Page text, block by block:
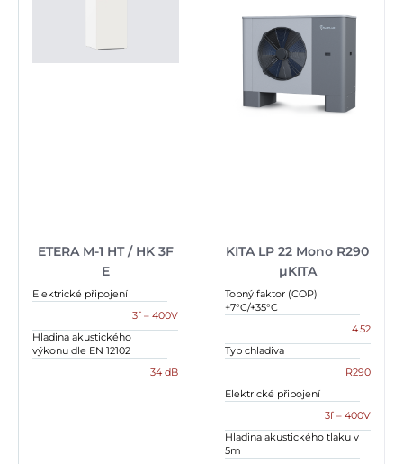
ETERA M-1 HT / HK 3F
E
Elektrické připojení
3f – 400V
Hladina akustického
výkonu dle EN 12102
34 dB
KITA LP 22 Mono R290
µKITA
Topný faktor (COP)
+7°C/+35°C
4.52
Typ chladiva
R290
Elektrické připojení
3f – 400V
Hladina akustického tlaku v
5m